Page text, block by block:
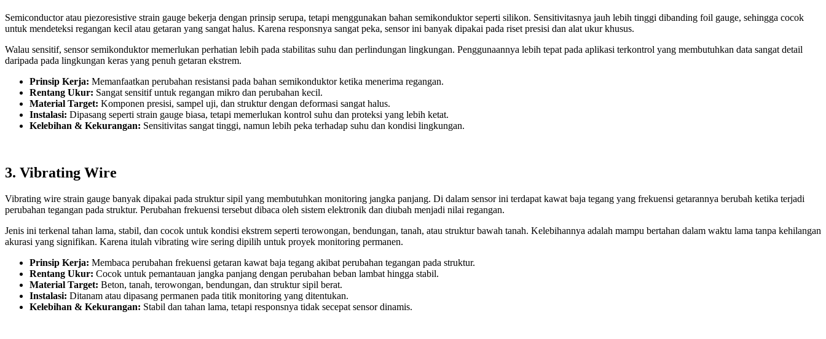
Semiconductor atau piezoresistive strain gauge bekerja dengan prinsip serupa, tetapi menggunakan bahan semikonduktor seperti silikon. Sensitivitasnya jauh lebih tinggi dibanding foil gauge, sehingga cocok
untuk mendeteksi regangan kecil atau getaran yang sangat halus. Karena responsnya sangat peka, sensor ini banyak dipakai pada riset presisi dan alat ukur khusus.
Walau sensitif, sensor semikonduktor memerlukan perhatian lebih pada stabilitas suhu dan perlindungan lingkungan. Penggunaannya lebih tepat pada aplikasi terkontrol yang membutuhkan data sangat detail
daripada pada lingkungan keras yang penuh getaran ekstrem.
Prinsip Kerja: Memanfaatkan perubahan resistansi pada bahan semikonduktor ketika menerima regangan.
Rentang Ukur: Sangat sensitif untuk regangan mikro dan perubahan kecil.
Material Target: Komponen presisi, sampel uji, dan struktur dengan deformasi sangat halus.
Instalasi: Dipasang seperti strain gauge biasa, tetapi memerlukan kontrol suhu dan proteksi yang lebih ketat.
Kelebihan & Kekurangan: Sensitivitas sangat tinggi, namun lebih peka terhadap suhu dan kondisi lingkungan.
3. Vibrating Wire
Vibrating wire strain gauge banyak dipakai pada struktur sipil yang membutuhkan monitoring jangka panjang. Di dalam sensor ini terdapat kawat baja tegang yang frekuensi getarannya berubah ketika terjadi
perubahan tegangan pada struktur. Perubahan frekuensi tersebut dibaca oleh sistem elektronik dan diubah menjadi nilai regangan.
Jenis ini terkenal tahan lama, stabil, dan cocok untuk kondisi ekstrem seperti terowongan, bendungan, tanah, atau struktur bawah tanah. Kelebihannya adalah mampu bertahan dalam waktu lama tanpa kehilangan
akurasi yang signifikan. Karena itulah vibrating wire sering dipilih untuk proyek monitoring permanen.
Prinsip Kerja: Membaca perubahan frekuensi getaran kawat baja tegang akibat perubahan tegangan pada struktur.
Rentang Ukur: Cocok untuk pemantauan jangka panjang dengan perubahan beban lambat hingga stabil.
Material Target: Beton, tanah, terowongan, bendungan, dan struktur sipil berat.
Instalasi: Ditanam atau dipasang permanen pada titik monitoring yang ditentukan.
Kelebihan & Kekurangan: Stabil dan tahan lama, tetapi responsnya tidak secepat sensor dinamis.